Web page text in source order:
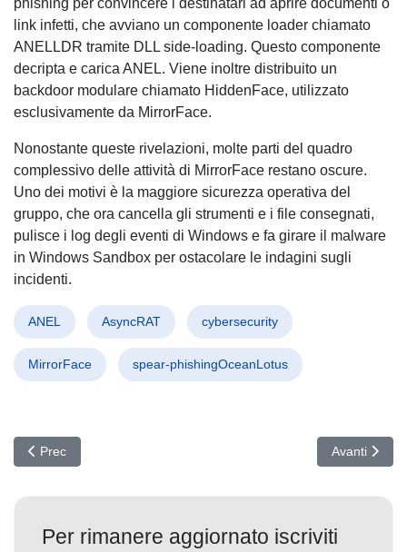
link infetti, che avviano un componente loader chiamato
ANELLDR tramite DLL side-loading. Questo componente
decripta e carica ANEL. Viene inoltre distribuito un
backdoor modulare chiamato HiddenFace, utilizzato
esclusivamente da MirrorFace.
Nonostante queste rivelazioni, molte parti del quadro
complessivo delle attività di MirrorFace restano oscure.
Uno dei motivi è la maggiore sicurezza operativa del
gruppo, che ora cancella gli strumenti e i file consegnati,
pulisce i log degli eventi di Windows e fa girare il malware
in Windows Sandbox per ostacolare le indagini sugli
incidenti.
ANEL AsyncRAT cybersecurity
MirrorFace spear-phishingOceanLotus
Articolo precedente: ClearFake: La Minaccia Invisibile che
Prec Articolo
Avanti
Per rimanere aggiornato iscriviti